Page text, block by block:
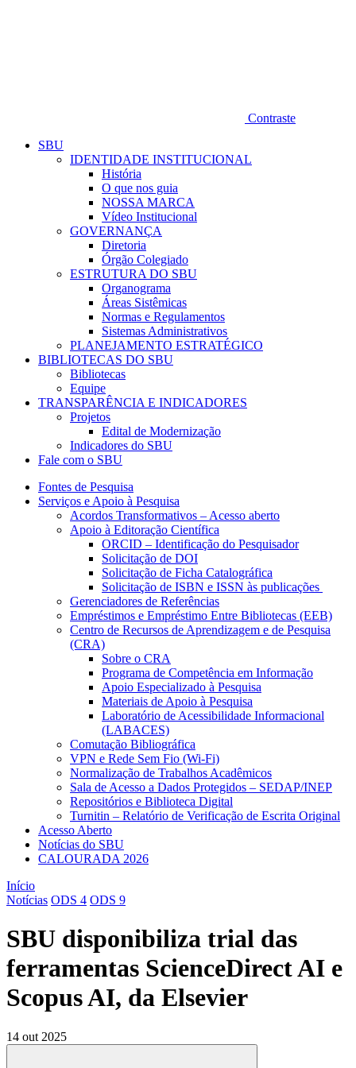
Contraste
SBU
IDENTIDADE INSTITUCIONAL
História
O que nos guia
NOSSA MARCA
Vídeo Institucional
GOVERNANÇA
Diretoria
Órgão Colegiado
ESTRUTURA DO SBU
Organograma
Áreas Sistêmicas
Normas e Regulamentos
Sistemas Administrativos
PLANEJAMENTO ESTRATÉGICO
BIBLIOTECAS DO SBU
Bibliotecas
Equipe
TRANSPARÊNCIA E INDICADORES
Projetos
Edital de Modernização
Indicadores do SBU
Fale com o SBU
Fontes de Pesquisa
Serviços e Apoio à Pesquisa
Acordos Transformativos – Acesso aberto
Apoio à Editoração Científica
ORCID – Identificação do Pesquisador
Solicitação de DOI
Solicitação de Ficha Catalográfica
Solicitação de ISBN e ISSN às publicações
Gerenciadores de Referências
Empréstimos e Empréstimo Entre Bibliotecas (EEB)
Centro de Recursos de Aprendizagem e de Pesquisa
(CRA)
Sobre o CRA
Programa de Competência em Informação
Apoio Especializado à Pesquisa
Materiais de Apoio à Pesquisa
Laboratório de Acessibilidade Informacional
(LABACES)
Comutação Bibliográfica
VPN e Rede Sem Fio (Wi-Fi)
Normalização de Trabalhos Acadêmicos
Sala de Acesso a Dados Protegidos – SEDAP/INEP
Repositórios e Biblioteca Digital
Turnitin – Relatório de Verificação de Escrita Original
Acesso Aberto
Notícias do SBU
CALOURADA 2026
Início
Notícias ODS 4 ODS 9
SBU disponibiliza trial das
ferramentas ScienceDirect AI e
Scopus AI, da Elsevier
14 out 2025